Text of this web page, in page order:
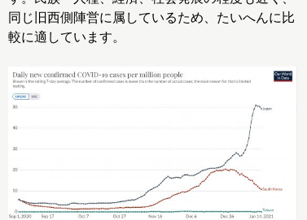
同じ旧西側陣営に属しているため、たいへんに比
較に適しています。